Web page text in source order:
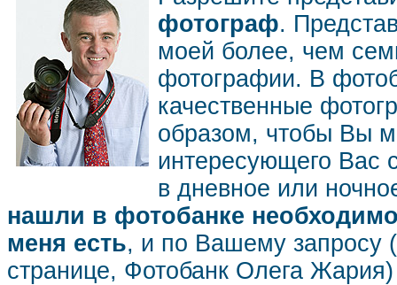
фотограф.
моей более, чем
фотографии. В
качественные
образом, чтобы Вы
интересующего Вас
в дневное или
нашли в фотобанке
меня есть, и по Вашему запросу
странице, Фотобанк Олега